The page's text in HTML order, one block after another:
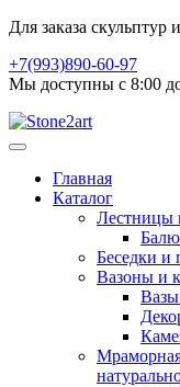
Для заказа скульптур
+7(993)890-60-97
Мы доступны с 8:00
Главная
Каталог
Лестницы
Беседки и
Вазоны и
Вазы